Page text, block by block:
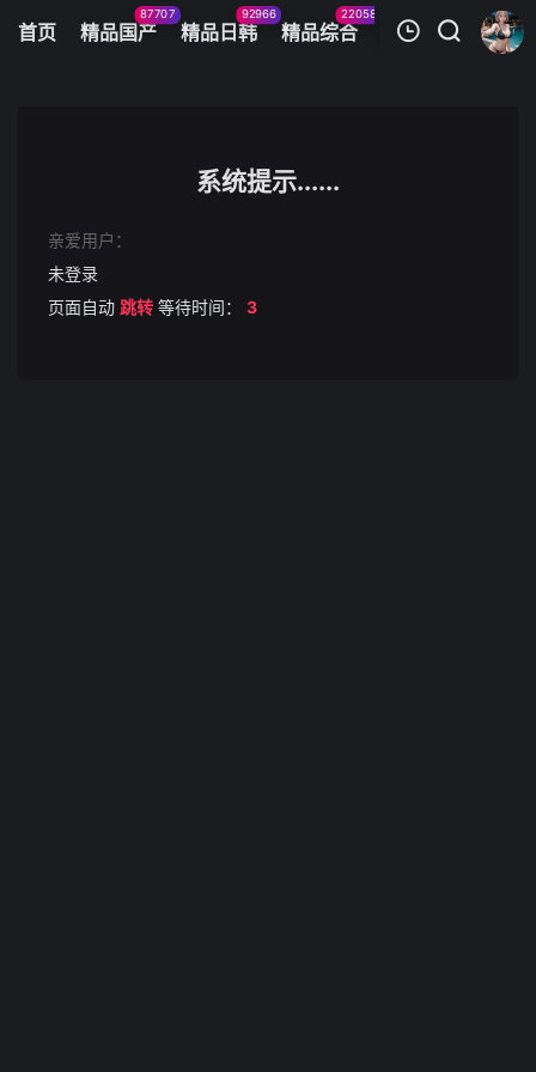
首页 精品国产
87707
精品日韩
92966
精品综合
22058
火辣美图 今日
清空
系统提示......
亲爱用户：
未登录
页面自动 跳转 等待时间： 3